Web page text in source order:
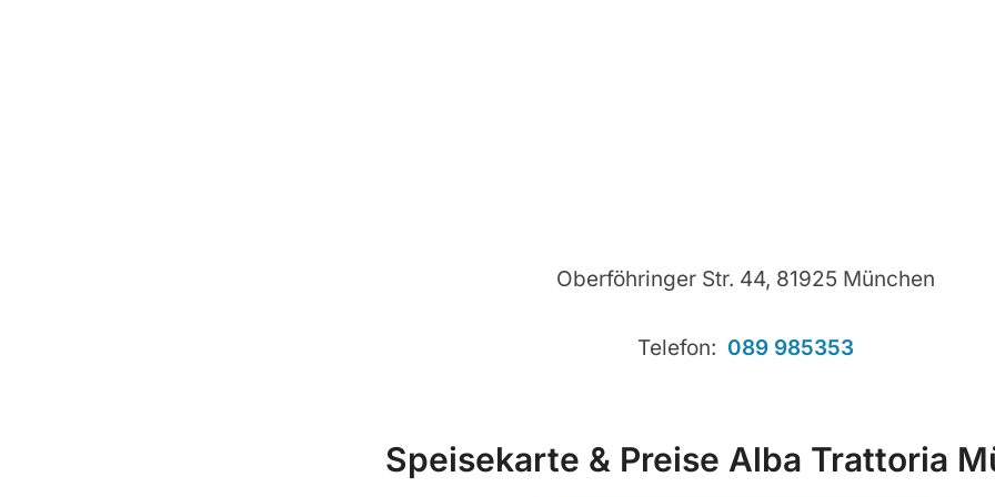
Oberföhringer Str. 44, 81925 München
Telefon: 089 985353
Speisekarte & Preise Alba Trattoria